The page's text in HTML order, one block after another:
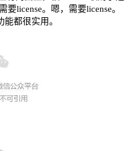
要license。嗯，需要license。
都很实用。